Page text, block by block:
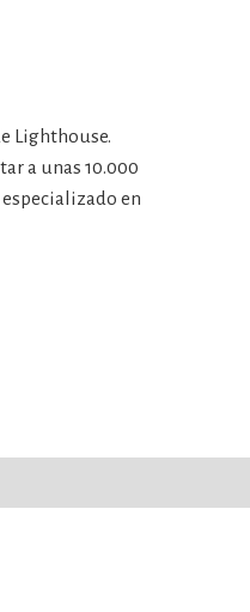
Lighthouse.
a unas 10.000
en